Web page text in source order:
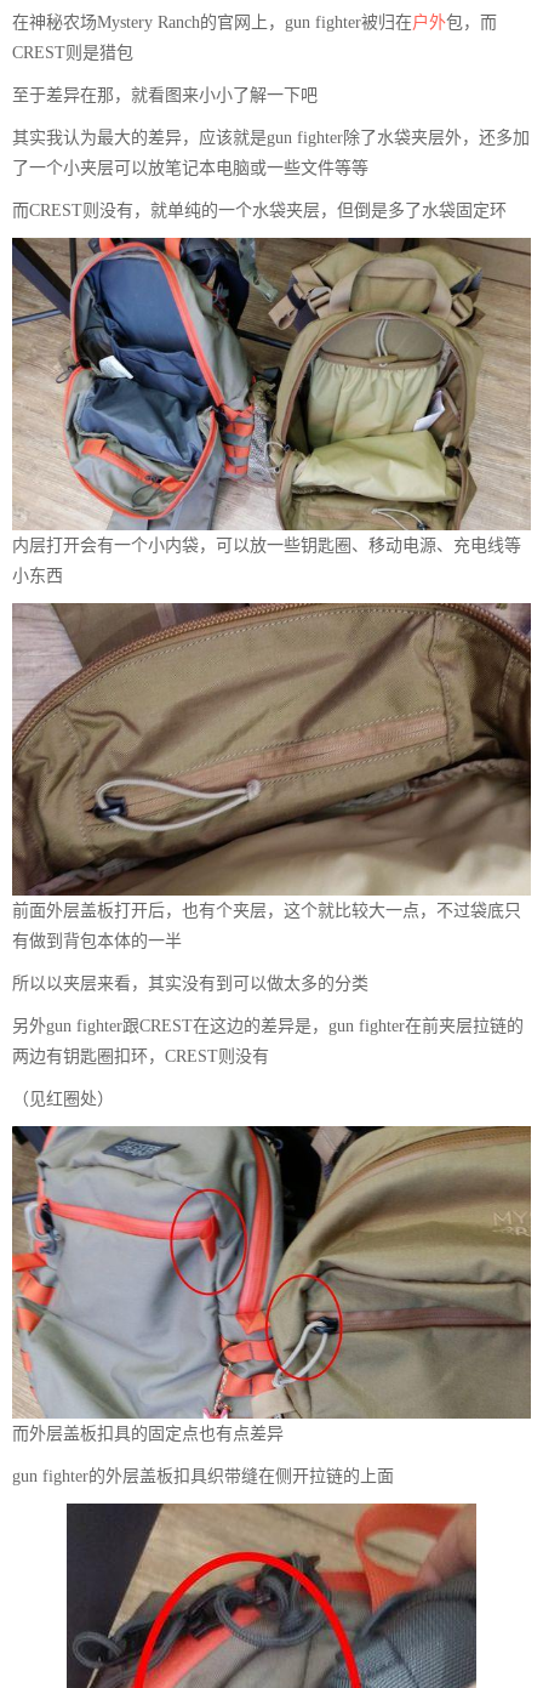
在神秘农场Mystery Ranch的官网上，gun fighter被归在户外包，而
CREST则是猎包
至于差异在那，就看图来小小了解一下吧
其实我认为最大的差异，应该就是gun fighter除了水袋夹层外，还多加
了一个小夹层可以放笔记本电脑或一些文件等等
而CREST则没有，就单纯的一个水袋夹层，但倒是多了水袋固定环
内层打开会有一个小内袋，可以放一些钥匙圈、移动电源、充电线等
小东西
前面外层盖板打开后，也有个夹层，这个就比较大一点，不过袋底只
有做到背包本体的一半
所以以夹层来看，其实没有到可以做太多的分类
另外gun fighter跟CREST在这边的差异是，gun fighter在前夹层拉链的
两边有钥匙圈扣环，CREST则没有
（见红圈处）
而外层盖板扣具的固定点也有点差异
gun fighter的外层盖板扣具织带缝在侧开拉链的上面